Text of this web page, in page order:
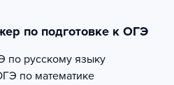
по подготовке к ОГЭ
по русскому языку
по математике